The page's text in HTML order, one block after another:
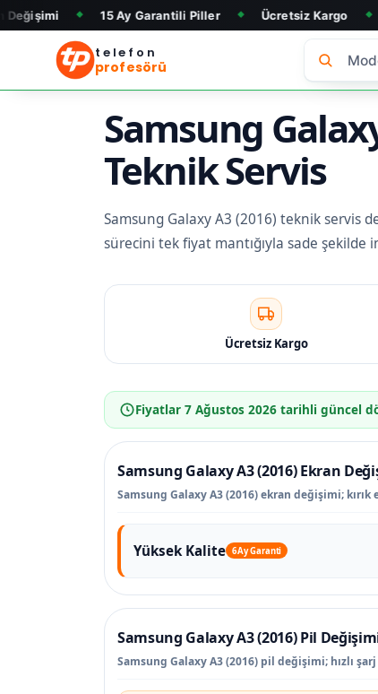
15 Ay Garantili Piller ◆ Ücretsiz Kargo ◆ Telefon
telefon
profesörü
Samsung
Teknik Servis
Samsung Galaxy A3 (2016) teknik servis
sürecini tek fiyat mantığıyla sade
Ücretsiz Kargo
Fiyatlar 7 Ağustos 2026 tarihli güncel
Samsung Galaxy A3 (2016) Ekran
Samsung Galaxy A3 (2016) ekran değişimi;
Yüksek Kalite 6 Ay Garanti
Samsung Galaxy A3 (2016) Pil
Samsung Galaxy A3 (2016) pil değişimi; hızlı